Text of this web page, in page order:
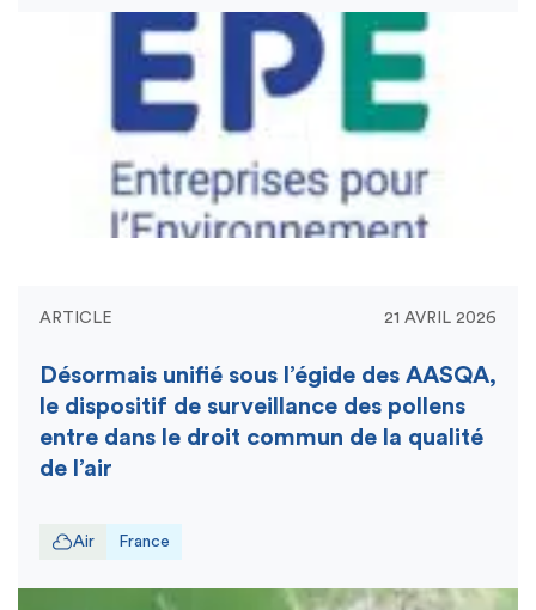
ARTICLE 21 AVRIL 2026
Désormais unifié sous l’égide des AASQA,
le dispositif de surveillance des pollens
entre dans le droit commun de la qualité
de l’air
Air France